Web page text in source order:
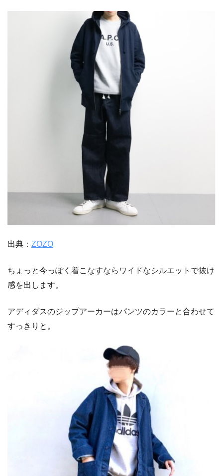
出典： ZOZO
ちょっと今っぽく着こなすならワイドなシルエットで抜け
感を出します。
アディダスのジップアーカーはパンツのカラーと合わせて
すっきりと。